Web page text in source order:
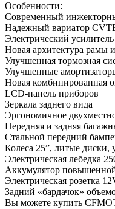
Особенности:
Современный
Надежный вариатор
Электрический
Новая архитектура рамы
Улучшенная тормозная
Улучшенные
Новая комбинированная
LCD-панель приборов
Зеркала заднего вида
Эргономичное
Передняя и задняя
Стальной передний
Колеса 25”, литые диски,
Электрическая лебедка
Аккумулятор
Электрическая розетка
Задний «бардачок»
Вы можете купить